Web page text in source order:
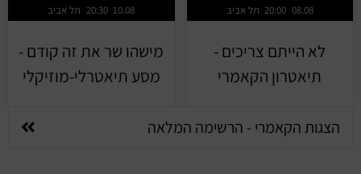
תל אביב 20:00 08.08
לא הייתם צריכים -
תיאטרון הקאמרי
תל אביב 20:30 10.08
מישהו שר את זה קודם -
מסע תיאטרלי-מוזיקלי
הצגות הקאמרי - הרשימה המלאה